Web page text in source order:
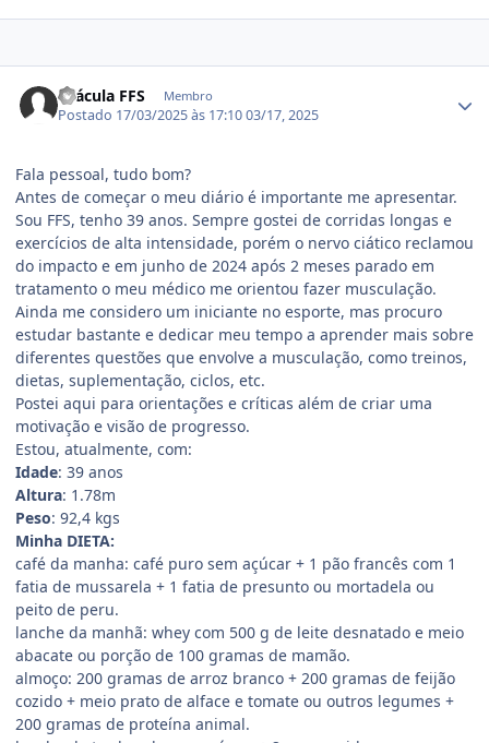
Drácula FFS Membro
Postado 17/03/2025 às 17:1003/17, 2025
Fala pessoal, tudo bom?
Antes de começar o meu diário é importante me apresentar.
Sou FFS, tenho 39 anos. Sempre gostei de corridas longas e
exercícios de alta intensidade, porém o nervo ciático reclamou
do impacto e em junho de 2024 após 2 meses parado em
tratamento o meu médico me orientou fazer musculação.
Ainda me considero um iniciante no esporte, mas procuro
estudar bastante e dedicar meu tempo a aprender mais sobre
diferentes questões que envolve a musculação, como treinos,
dietas, suplementação, ciclos, etc.
Postei aqui para orientações e críticas além de criar uma
motivação e visão de progresso.
Estou, atualmente, com:
Idade: 39 anos
Altura: 1.78m
Peso: 92,4 kgs
Minha DIETA:
café da manha: café puro sem açúcar + 1 pão francês com 1
fatia de mussarela + 1 fatia de presunto ou mortadela ou
peito de peru.
lanche da manhã: whey com 500 g de leite desnatado e meio
abacate ou porção de 100 gramas de mamão.
almoço: 200 gramas de arroz branco + 200 gramas de feijão
cozido + meio prato de alface e tomate ou outros legumes +
200 gramas de proteína animal.